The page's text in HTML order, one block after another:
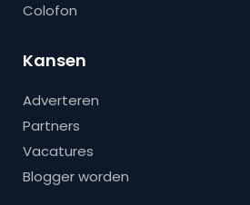
Colofon
Kansen
Adverteren
Partners
Vacatures
Blogger worden